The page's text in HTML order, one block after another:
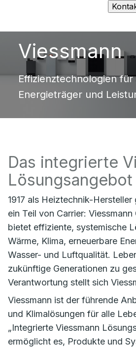
Viessmann
Effizienztechnologien für
Energieträger und
Das integrierte
Lösungsangebot
1917 als Heiztechnik-
ein Teil von Carrier:
bietet effiziente, systemische
Wärme, Klima, erneuerbare
Wasser- und Luftqualität.
zukünftige Generationen zu
Verantwortung stellt sich
Viessmann ist der führende
und Klimalösungen für alle
„Integrierte Viessmann
ermöglicht es, Produkte und